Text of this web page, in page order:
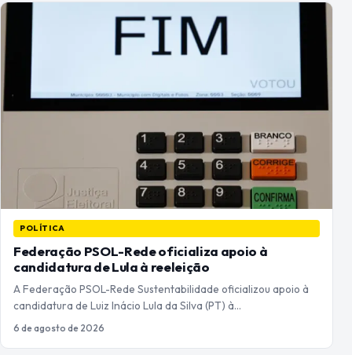
POLÍTICA
Federação PSOL-Rede oficializa apoio à
candidatura de Lula à reeleição
A Federação PSOL-Rede Sustentabilidade oficializou apoio à
candidatura de Luiz Inácio Lula da Silva (PT) à…
6 de agosto de 2026